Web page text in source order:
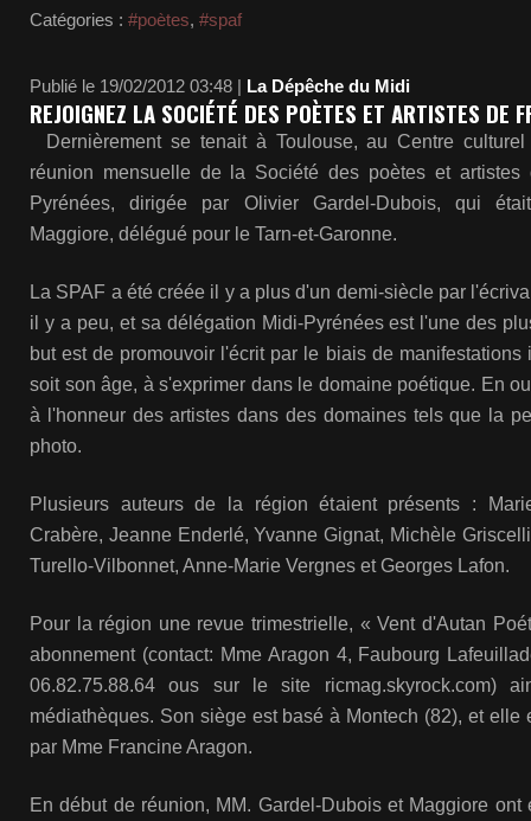
Catégories : #poètes, #spaf
Publié le 19/02/2012 03:48 | La Dépêche du Midi
REJOIGNEZ LA SOCIÉTÉ DES POÈTES ET ARTISTES DE
Dernièrement se tenait à Toulouse, au Centre
réunion mensuelle de la Société des poètes et artistes
Pyrénées, dirigée par Olivier Gardel-Dubois, qui
Maggiore, délégué pour le Tarn-et-Garonne.
La SPAF a été créée il y a plus d'un demi-siècle par
il y a peu, et sa délégation Midi-Pyrénées est l'une des
but est de promouvoir l'écrit par le biais de manifestations
soit son âge, à s'exprimer dans le domaine poétique. En
à l'honneur des artistes dans des domaines tels que la
photo.
Plusieurs auteurs de la région étaient présents :
Crabère, Jeanne Enderlé, Yvanne Gignat, Michèle
Turello-Vilbonnet, Anne-Marie Vergnes et Georges Lafon.
Pour la région une revue trimestrielle, « Vent d'Autan
abonnement (contact: Mme Aragon 4, Faubourg
06.82.75.88.64 ous sur le site ricmag.skyrock.com)
médiathèques. Son siège est basé à Montech (82), et elle
par Mme Francine Aragon.
En début de réunion, MM. Gardel-Dubois et Maggiore